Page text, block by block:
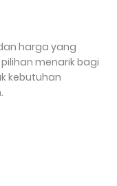
harga yang
menarik bagi
kebutuhan